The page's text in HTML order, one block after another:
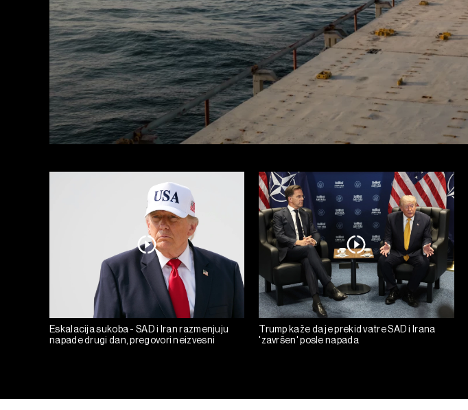
Eskalacija sukoba - SAD i Iran razmenjuju
napade drugi dan, pregovori neizvesni
Trump kaže da je prekid vatre SAD i Irana
'završen' posle napada